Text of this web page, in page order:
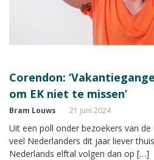
Corendon:
om EK niet te missen’
Bram Louws 21 juni 2024
Uit een poll onder bezoekers van
veel Nederlanders dit jaar liever
Nederlands elftal volgen dan op […]